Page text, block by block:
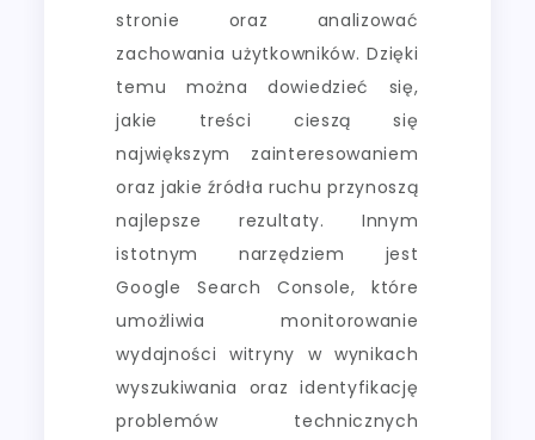
stronie oraz analizować
zachowania użytkowników. Dzięki
temu można dowiedzieć się,
jakie treści cieszą się
największym zainteresowaniem
oraz jakie źródła ruchu przynoszą
najlepsze rezultaty. Innym
istotnym narzędziem jest
Google Search Console, które
umożliwia monitorowanie
wydajności witryny w wynikach
wyszukiwania oraz identyfikację
problemów technicznych